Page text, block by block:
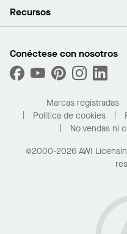
Sala de prensa
¿Cuáles son mis opciones de
Plafones
Capacidades personalizadas
Desempeño
Recursos
Buscar un distribuidor
Solicitar muestras
Compre en línea con Kanopi
Para el hogar
Conéctese con nosotros
Marcas registradas
Política de cookies
No vendas ni
©2000-2026 AWI